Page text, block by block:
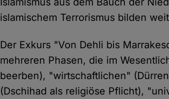
islamischem Terrorismus bilden
Der Exkurs "Von Dehli bis
mehreren Phasen, die im
beerben), "wirtschaftlichen"
(Dschihad als religiöse Pflicht),